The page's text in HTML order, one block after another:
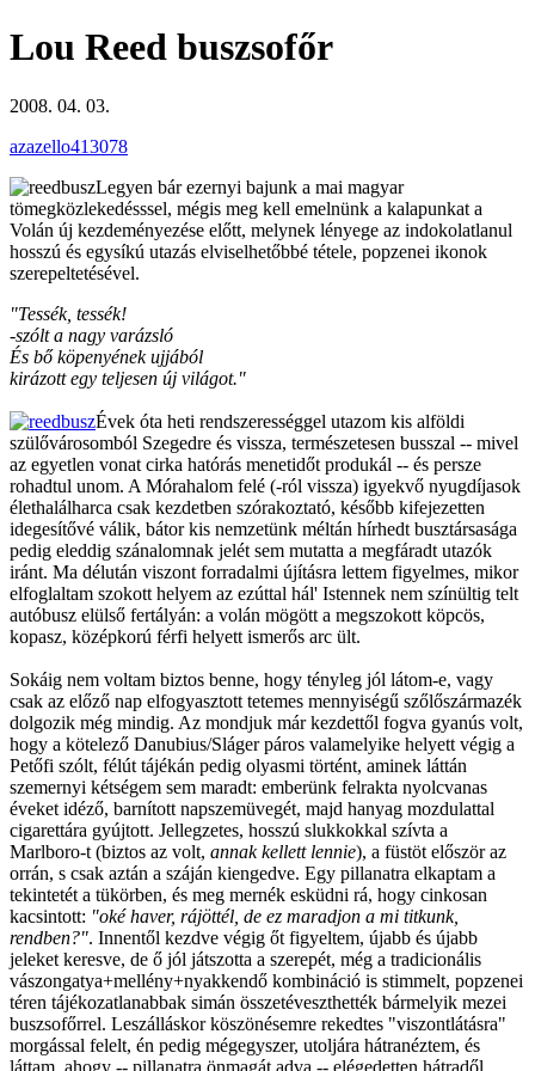
Lou Reed buszsofőr
2008. 04. 03.
azazello413078
Legyen bár ezernyi bajunk a mai magyar
tömegközlekedésssel, mégis meg kell emelnünk a kalapunkat a
Volán új kezdeményezése előtt, melynek lényege az indokolatlanul
hosszú és egysíkú utazás elviselhetőbbé tétele, popzenei ikonok
szerepeltetésével.
"Tessék, tessék!
-szólt a nagy varázsló
És bő köpenyének ujjából
kirázott egy teljesen új világot."
Évek óta heti rendszerességgel utazom kis alföldi
szülővárosomból Szegedre és vissza, természetesen busszal -- mivel
az egyetlen vonat cirka hatórás menetidőt produkál -- és persze
rohadtul unom. A Mórahalom felé (-ról vissza) igyekvő nyugdíjasok
élethalálharca csak kezdetben szórakoztató, később kifejezetten
idegesítővé válik, bátor kis nemzetünk méltán hírhedt busztársasága
pedig eleddig szánalomnak jelét sem mutatta a megfáradt utazók
iránt. Ma délután viszont forradalmi újításra lettem figyelmes, mikor
elfoglaltam szokott helyem az ezúttal hál' Istennek nem színültig telt
autóbusz elülső fertályán: a volán mögött a megszokott köpcös,
kopasz, középkorú férfi helyett ismerős arc ült.
Sokáig nem voltam biztos benne, hogy tényleg jól látom-e, vagy
csak az előző nap elfogyasztott tetemes mennyiségű szőlőszármazék
dolgozik még mindig. Az mondjuk már kezdettől fogva gyanús volt,
hogy a kötelező Danubius/Sláger páros valamelyike helyett végig a
Petőfi szólt, félút tájékán pedig olyasmi történt, aminek láttán
szemernyi kétségem sem maradt: emberünk felrakta nyolcvanas
éveket idéző, barnított napszemüvegét, majd hanyag mozdulattal
cigarettára gyújtott. Jellegzetes, hosszú slukkokkal szívta a
Marlboro-t (biztos az volt, annak kellett lennie), a füstöt először az
orrán, s csak aztán a száján kiengedve. Egy pillanatra elkaptam a
tekintetét a tükörben, és meg mernék esküdni rá, hogy cinkosan
kacsintott: "oké haver, rájöttél, de ez maradjon a mi titkunk,
rendben?". Innentől kezdve végig őt figyeltem, újabb és újabb
jeleket keresve, de ő jól játszotta a szerepét, még a tradicionális
vászongatya+mellény+nyakkendő kombináció is stimmelt, popzenei
téren tájékozatlanabbak simán összetéveszthették bármelyik mezei
buszsofőrrel. Leszálláskor köszönésemre rekedtes "viszontlátásra"
morgással felelt, én pedig mégegyszer, utoljára hátranéztem, és
láttam, ahogy -- pillanatra önmagát adva -- elégedetten hátradől,